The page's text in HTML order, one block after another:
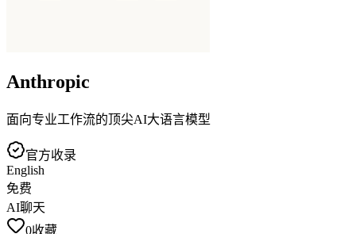
Anthropic
面向专业工作流的顶尖AI大语言模型
官方收录
English
免费
AI聊天
0收藏